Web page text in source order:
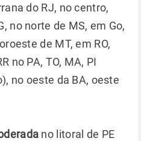
do RJ, no centro,
no norte de MS, em Go,
de MT, em RO,
no PA, TO, MA, PI
no oeste da BA, oeste
no litoral de PE